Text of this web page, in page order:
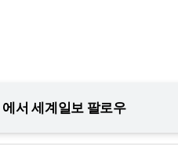
에서 세계일보 팔로우